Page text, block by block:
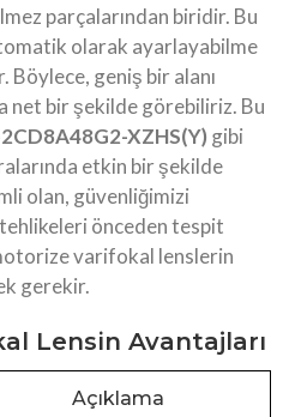
parçalarından biridir. Bu
olarak ayarlayabilme
Böylece, geniş bir alanı
net bir şekilde görebiliriz. Bu
XZHS(Y) gibi
etkin bir şekilde
olan, güvenliğimizi
önceden tespit
varifokal lenslerin
gerekir.
Lensin Avantajları
Açıklama